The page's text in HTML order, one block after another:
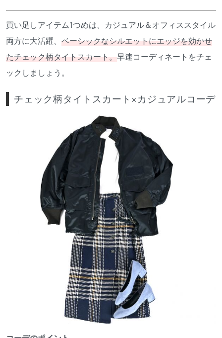
買い足しアイテム1つめは、カジュアル＆オフィススタイル
両方に大活躍、 ベーシックなシルエットにエッジを効かせ
たチェック柄タイトスカート。 早速コーディネートをチェ
ックしましょう。
チェック柄タイトスカート×カジュアルコーデ